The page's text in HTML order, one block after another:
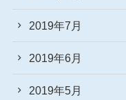
2019年7月
2019年6月
2019年5月